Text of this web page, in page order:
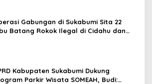
Gabungan di Sukabumi Sita 22
Batang Rokok Ilegal di Cidahu dan
Kabupaten Sukabumi Dukung
Parkir Wisata SOMEAH, Budi: